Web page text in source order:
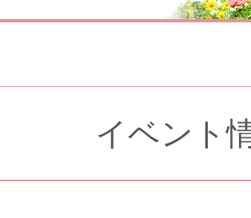
イベント